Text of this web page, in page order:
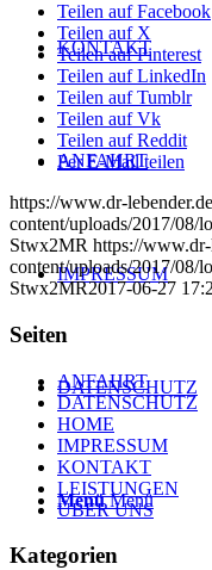
KONTAKT
ANFAHRT
IMPRESSUM
DATENSCHUTZ
Menü Menü
Teilen auf Facebook
Teilen auf X
Teilen auf Pinterest
Teilen auf LinkedIn
Teilen auf Tumblr
Teilen auf Vk
Teilen auf Reddit
Per E-Mail teilen
https://www.dr-
content/uploads/2017/08/
Stwx2MR https://
content/uploads/2017/08/
Stwx2MR2017-06-27
Seiten
ANFAHRT
DATENSCHUTZ
HOME
IMPRESSUM
KONTAKT
LEISTUNGEN
ÜBER UNS
Kategorien